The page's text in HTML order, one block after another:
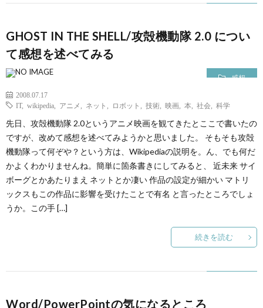
GHOST IN THE SHELL/攻殻機動隊 2.0 につい
て感想を述べてみる
感想
2008.07.17
IT, wikipedia アニメ ネット ロボット 技術 映画 本 社会 科学
先日、攻殻機動隊 2.0というアニメ映画を観てきたとここで書いたの
ですが、改めて感想を述べてみようかと思いました。 そもそも攻殻
機動隊って何ぞや？という方は、Wikipediaの説明を。ん、でも何だ
かよくわかりませんね。簡単に箇条書きにしてみると、 近未来 サイ
ボーグとかあたりまえ ネットとか凄い 作品の設定が細かい マトリ
ックスもこの作品に影響を受けたことで有名 と言ったところでしょ
うか。この手 […]
続きを読む
Word/PowerPointの気になるところ